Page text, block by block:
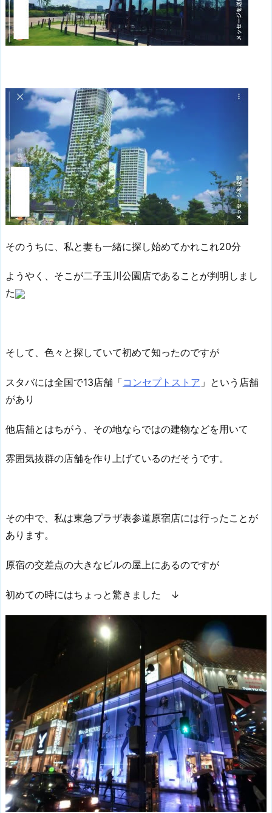
そのうちに、私と妻も一緒に探し始めてかれこれ20分
ようやく、そこが二子玉川公園店であることが判明しまし
た
そして、色々と探していて初めて知ったのですが
スタバには全国で13店舗「コンセプトストア 」という店舗
があり
他店舗とはちがう、その地ならではの建物などを用いて
雰囲気抜群の店舗を作り上げているのだそうです。
その中で、私は東急プラザ表参道原宿店には行ったことが
あります。
原宿の交差点の大きなビルの屋上にあるのですが
初めての時にはちょっと驚きました ↓